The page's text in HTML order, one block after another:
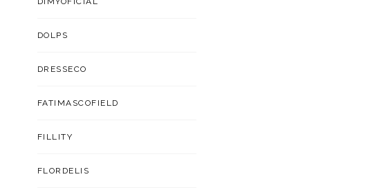
DOLPS
DRESSECO
FATIMASCOFIELD
FILLITY
FLORDELIS